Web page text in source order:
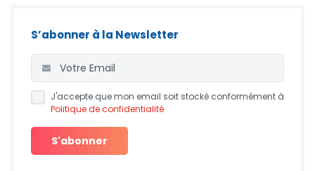
S’abonner à la Newsletter
J'accepte que mon email soit stocké conformément à
Politique de confidentialité